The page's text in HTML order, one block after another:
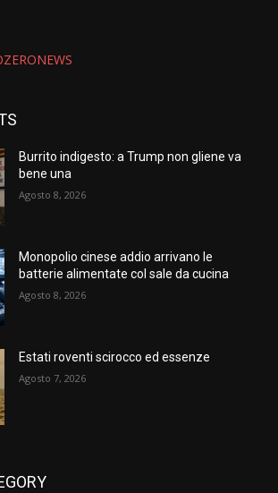
Burrito indigesto: a Trump non gliene va
bene una
Agosto 8, 2026
Monopolio cinese addio arrivano le
batterie alimentate col sale da cucina
Agosto 8, 2026
Estati roventi scirocco ed essenze
Agosto 7, 2026